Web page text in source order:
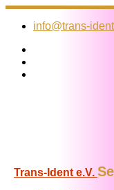
Zum
Inhalt
info@trans-
Trans-Ident e.V.